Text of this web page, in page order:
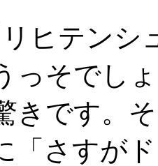
ヒテンシ
っそでし
きです。
「さすが